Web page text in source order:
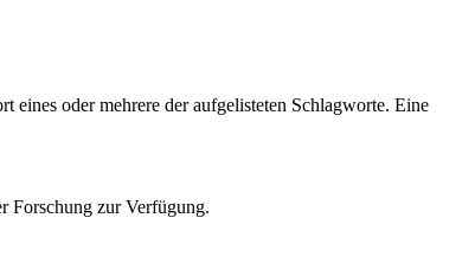
oder mehrere der aufgelisteten Schlagworte. Eine
Forschung zur Verfügung.